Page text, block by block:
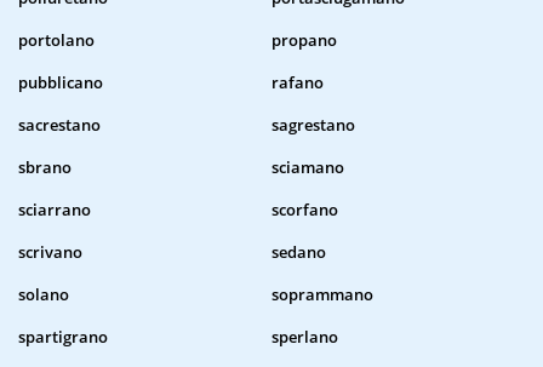
portolano
propano
pubblicano
rafano
sacrestano
sagrestano
sbrano
sciamano
sciarrano
scorfano
scrivano
sedano
solano
soprammano
spartigrano
sperlano